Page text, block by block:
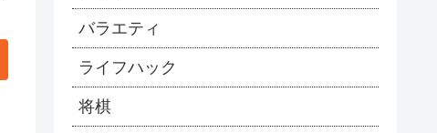
バラエティ
ライフハック
将棋